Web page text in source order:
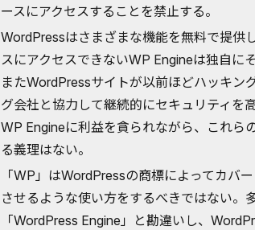
ースにアクセスすることを禁止する。
WordPressはさまざまな機能を無料で提供
スにアクセスできないWP Engineは独自に
またWordPressサイトが以前ほどハッキン
グ会社と協力して継続的にセキュリティを
WP Engineに利益を貪られながら、これら
る義理はない。
「WP」はWordPressの商標によってカバ
させるような使い方をするべきではない。
「WordPress Engine」と勘違いし、